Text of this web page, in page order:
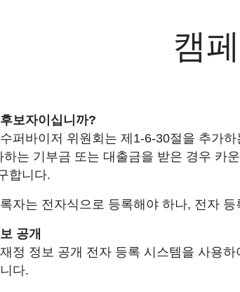
캠
보자이십니까?
퍼바이저 위원회는 제1-6-30절을 추가
는 기부금 또는 대출금을 받은 경우 카
합니다.
자는 전자식으로 등록해야 하나, 전자
공개
정 정보 공개 전자 등록 시스템을 사용
다.